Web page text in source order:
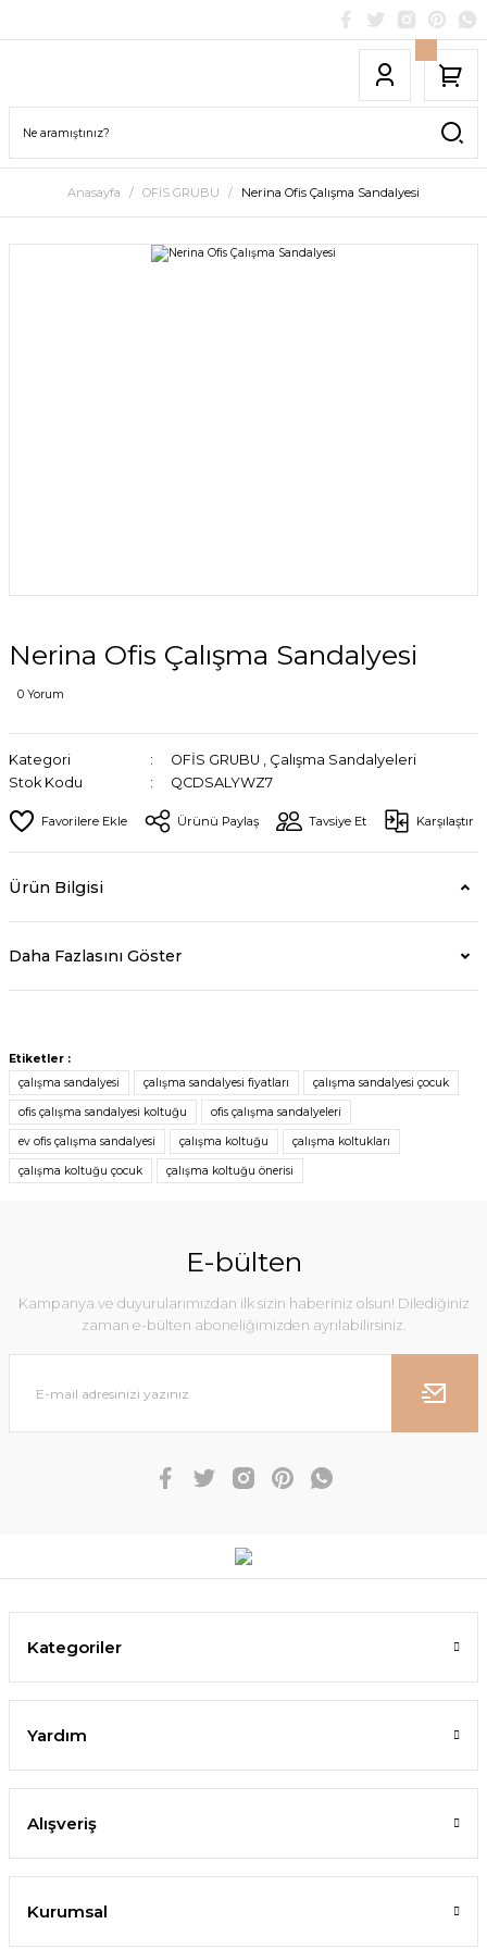
Anasayfa OFİS GRUBU Nerina Ofis Çalışma Sandalyesi
Nerina Ofis Çalışma Sandalyesi
0 Yorum
Kategori OFİS GRUBU , Çalışma Sandalyeleri
Stok Kodu
QCDSALYWZ7
Ürünü Paylaş Tavsiye Et Karşılaştır
Ürün Bilgisi
Daha Fazlasını Göster
Etiketler :
çalışma sandalyesi
çalışma sandalyesi fiyatları çalışma sandalyesi çocuk
ofis çalışma sandalyesi koltuğu ofis çalışma sandalyeleri
ev ofis çalışma sandalyesi çalışma koltuğu çalışma koltukları
çalışma koltuğu çocuk çalışma koltuğu önerisi
E-bülten
Kampanya ve duyurularımızdan ilk sizin haberiniz olsun! Dilediğiniz
zaman e-bülten aboneliğimizden ayrılabilirsiniz.
Kategoriler
Yardım
Alışveriş
Kurumsal